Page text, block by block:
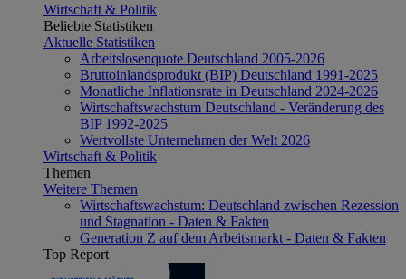
Wirtschaft & Politik
Beliebte Statistiken
Aktuelle Statistiken
Arbeitslosenquote Deutschland 2005-2026
Bruttoinlandsprodukt (BIP) Deutschland 1991-2025
Monatliche Inflationsrate in Deutschland 2024-2026
Wirtschaftswachstum Deutschland - Veränderung des
BIP 1992-2025
Wertvollste Unternehmen der Welt 2026
Wirtschaft & Politik
Themen
Weitere Themen
Wirtschaftswachstum: Deutschland zwischen Rezession
und Stagnation - Daten & Fakten
Generation Z auf dem Arbeitsmarkt - Daten & Fakten
Top Report